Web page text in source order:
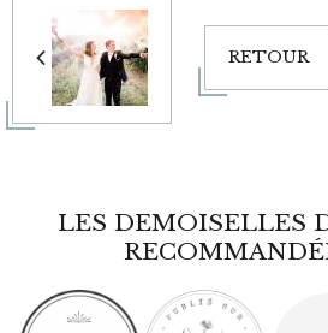
RETOUR
LES DEMOISELLES